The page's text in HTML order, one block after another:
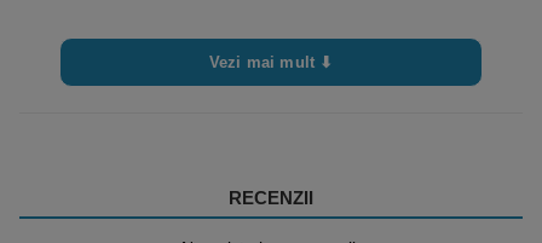
Vezi mai mult ⬇
RECENZII